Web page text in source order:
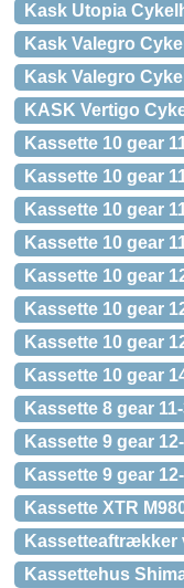
Kask Utopia
Kask Valegro
Kask Valegro
KASK Vertigo
Kassette 10 gear
Kassette 10 gear
Kassette 10 gear
Kassette 10 gear
Kassette 10 gear
Kassette 10 gear
Kassette 10 gear
Kassette 10 gear
Kassette 8 gear
Kassette 9 gear
Kassette 9 gear
Kassette XTR
Kassettehus